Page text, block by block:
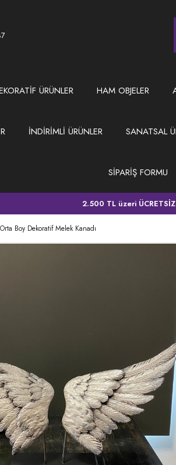
ÜRÜNLER HAM OBJELER
İNDİRİMLİ ÜRÜNLER SANATSAL
SİPARİŞ FORMU
2.500 TL üzeri
Boy Dekoratif Melek Kanadı